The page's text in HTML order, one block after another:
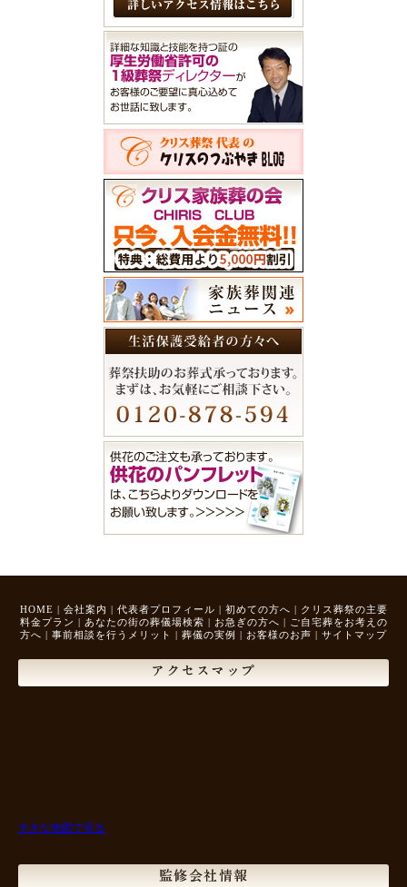
HOME | 会社案内 | 代表者プロフィール | 初めての方へ | クリス葬祭の主要
料金プラン | あなたの街の葬儀場検索 | お急ぎの方へ | ご自宅葬をお考えの
方へ | 事前相談を行うメリット | 葬儀の実例 | お客様のお声 | サイトマップ
アクセスマップ
大きな地図で見る
監修会社情報